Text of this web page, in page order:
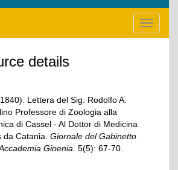
Toggle
details
Lettera del Sig. Rodolfo A.
Professore di Zoologia alla
di Cassel - Al Dottor di Medicina
da Catania. Giornale del Gabinetto
Gioenia. 5(5): 67-70.